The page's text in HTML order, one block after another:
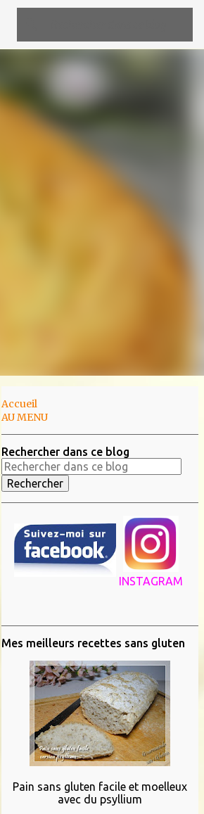
Accueil
AU MENU
Rechercher dans ce blog
INSTAGRAM
Mes meilleurs recettes sans gluten
Pain sans gluten facile et moelleux
avec du psyllium